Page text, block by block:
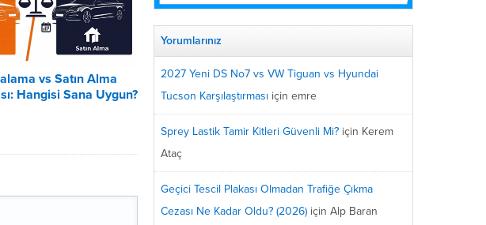
vs Satın Alma
Hangisi Sana Uygun?
Yorumlarınız
2027 Yeni DS No7 vs VW Tiguan vs Hyundai
Tucson Karşılaştırması için emre
Sprey Lastik Tamir Kitleri Güvenli Mi? için Kerem
Ataç
Geçici Tescil Plakası Olmadan Trafiğe Çıkma
Cezası Ne Kadar Oldu? (2026) için Alp Baran